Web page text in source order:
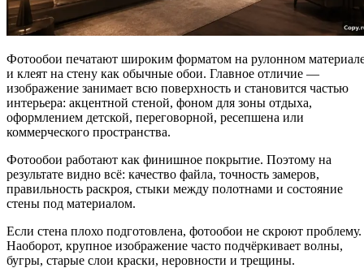
Фотообои печатают широким форматом на рулонном
и клеят на стену как обычные обои. Главное отличие —
изображение занимает всю поверхность и становится частью
интерьера: акцентной стеной, фоном для зоны отдыха,
оформлением детской, переговорной, ресепшена или
коммерческого пространства.
Фотообои работают как финишное покрытие. Поэтому на
результате видно всё: качество файла, точность замеров,
правильность раскроя, стыки между полотнами и состояние
стены под материалом.
Если стена плохо подготовлена, фотообои не скроют проблему.
Наоборот, крупное изображение часто подчёркивает волны,
бугры, старые слои краски, неровности и трещины.